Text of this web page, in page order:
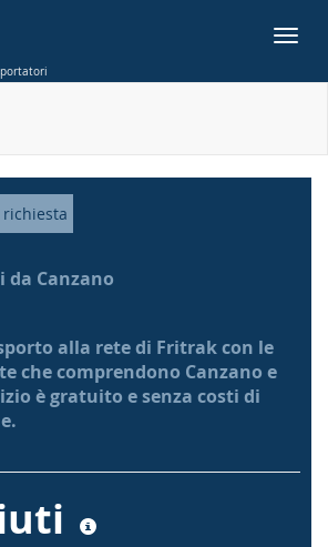
Canzano
alla rete di Fritrak con le
che comprendono Canzano e
è gratuito e senza costi di